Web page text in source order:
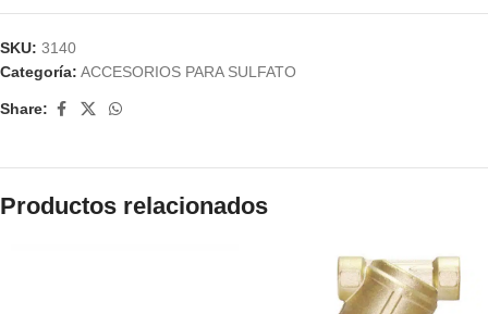
SKU: 3140
Categoría: ACCESORIOS PARA SULFATO
Share:
Productos relacionados